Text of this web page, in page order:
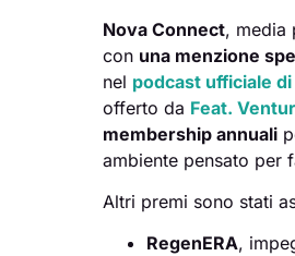
Nova Connect, media
con una menzione
nel podcast ufficiale
offerto da Feat.
membership annuali
ambiente pensato per
Altri premi sono stati
RegenERA,